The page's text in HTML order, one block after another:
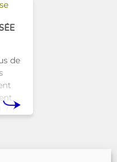
de
Un